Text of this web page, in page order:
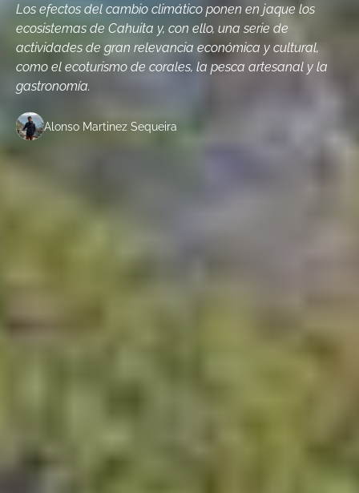
Los efectos del cambio climático ponen en jaque los
ecosistemas de Cahuita y, con ello, una serie de
actividades de gran relevancia económica y cultural,
como el ecoturismo de corales, la pesca artesanal y la
gastronomía.
Alonso Martinez Sequeira